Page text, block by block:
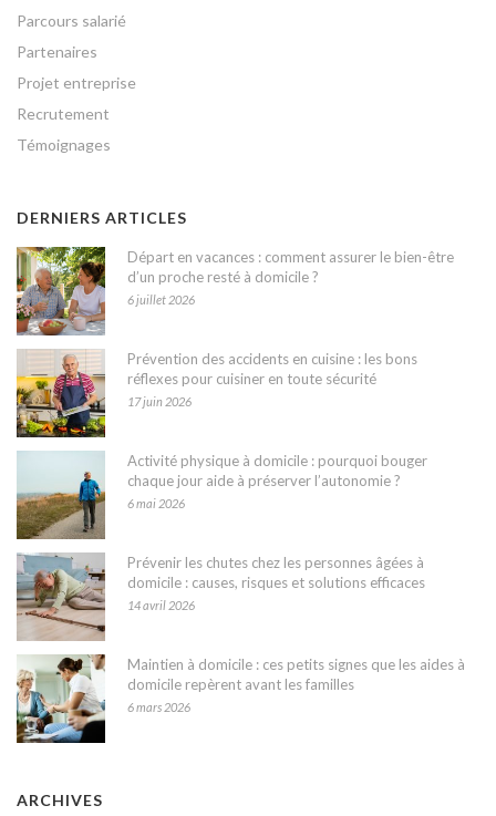
Parcours salarié
Partenaires
Projet entreprise
Recrutement
Témoignages
DERNIERS ARTICLES
Départ en vacances : comment assurer le bien-être
d’un proche resté à domicile ?
6 juillet 2026
Prévention des accidents en cuisine : les bons
réflexes pour cuisiner en toute sécurité
17 juin 2026
Activité physique à domicile : pourquoi bouger
chaque jour aide à préserver l’autonomie ?
6 mai 2026
Prévenir les chutes chez les personnes âgées à
domicile : causes, risques et solutions efficaces
14 avril 2026
Maintien à domicile : ces petits signes que les aides à
domicile repèrent avant les familles
6 mars 2026
ARCHIVES